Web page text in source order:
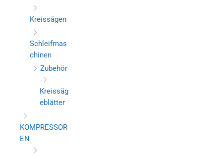
Kreissägen
Schleifmas
chinen
Zubehör
Kreissäg
eblätter
KOMPRESSOR
EN